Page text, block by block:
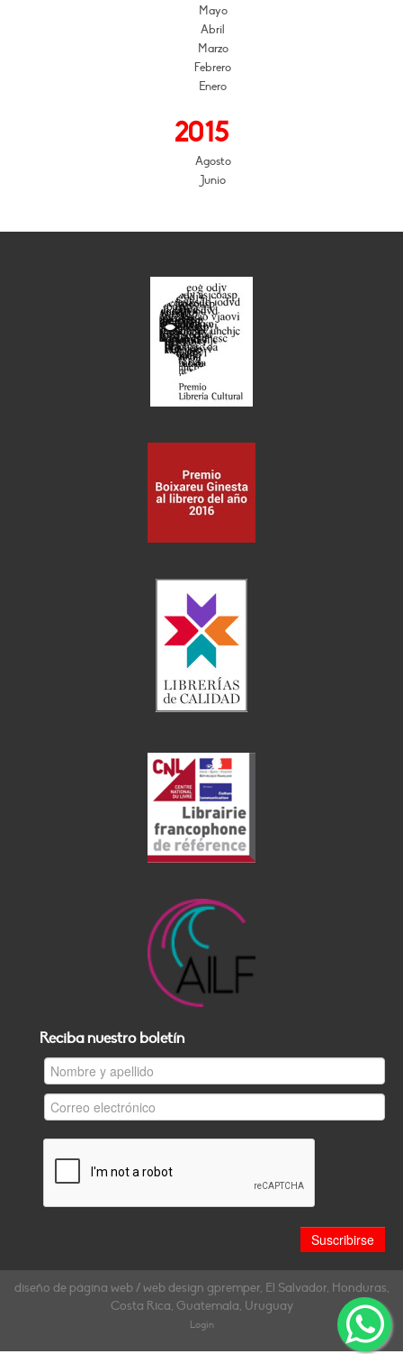
Mayo
Abril
Marzo
Febrero
Enero
2015
Agosto
Junio
Reciba nuestro boletín
diseño de página web / web design gpremper, El Salvador, Honduras,
Costa Rica, Guatemala, Uruguay
Login